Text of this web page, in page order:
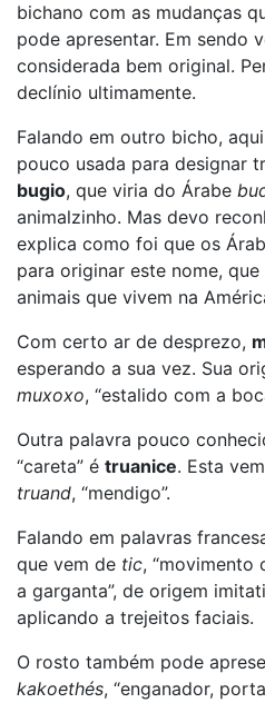
bichano com as mudanças
pode apresentar. Em sendo
considerada bem original.
declínio ultimamente.
Falando em outro bicho,
pouco usada para designar
bugio, que viria do Árabe
animalzinho. Mas devo
explica como foi que os
para originar este nome,
animais que vivem na
Com certo ar de desprezo,
esperando a sua vez. Sua
muxoxo, “estalido com a
Outra palavra pouco
“careta” é truanice. Esta
truand, “mendigo”.
Falando em palavras
que vem de tic, “movimento
a garganta”, de origem
aplicando a trejeitos faciais.
O rosto também pode
kakoethés, “enganador,